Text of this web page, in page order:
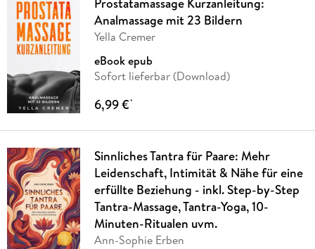
Analmassage mit 23 Bildern
Yella Cremer
eBook epub
Sofort lieferbar (Download)
6,99 €*
Sinnliches Tantra für Paare: Mehr
Leidenschaft, Intimität & Nähe für eine
erfüllte Beziehung - inkl. Step-by-Step
Tantra-Massage, Tantra-Yoga, 10-
Minuten-Ritualen uvm.
Ann-Sophie Erben